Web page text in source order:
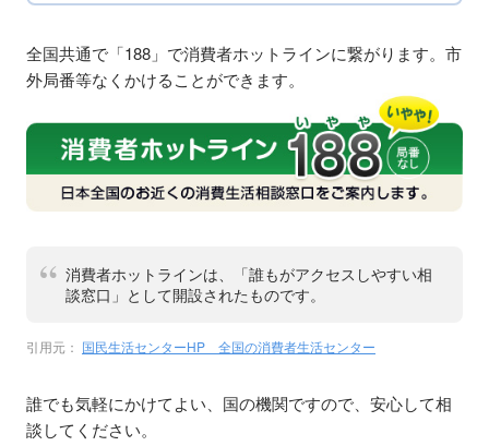
全国共通で「188」で消費者ホットラインに繋がります。市
外局番等なくかけることができます。
消費者ホットラインは、「誰もがアクセスしやすい相
談窓口」として開設されたものです。
引用元： 国民生活センターHP 全国の消費者生活センター
誰でも気軽にかけてよい、国の機関ですので、安心して相
談してください。